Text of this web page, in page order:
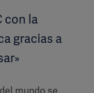
con la
gracias a